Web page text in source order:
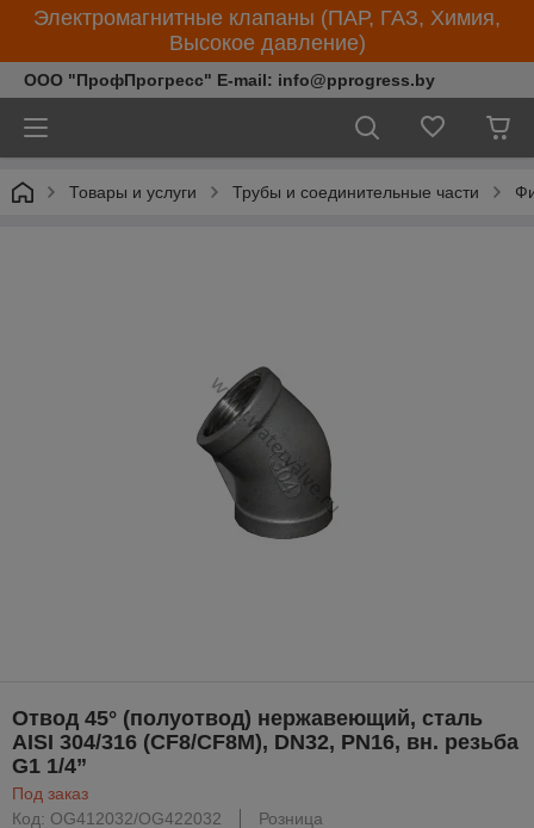
Электромагнитные клапаны (ПАР, ГАЗ, Химия,
Высокое давление)
ООО "ПрофПрогресс" E-mail: info@pprogress.by
Товары и услуги Трубы и соединительные части
Отвод 45° (полуотвод) нержавеющий, сталь
AISI 304/316 (CF8/CF8M), DN32, PN16, вн. резьба
G1 1/4”
Под заказ
Код: OG412032/OG422032
Розница